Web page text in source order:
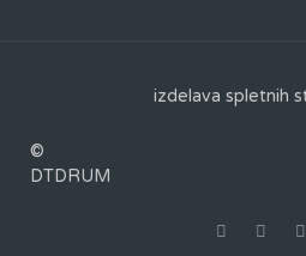
izdelava spletnih
©
DTDRUM